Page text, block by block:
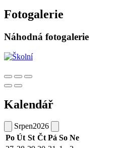
Fotogalerie
Náhodná fotogalerie
Kalendář
Srpen2026
Po Út St Čt Pá So Ne